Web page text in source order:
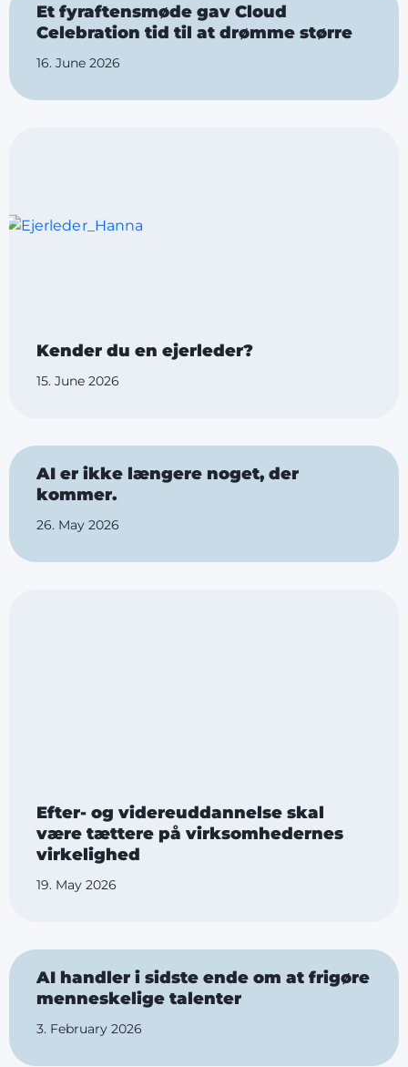
Et fyraftensmøde gav Cloud
Celebration tid til at drømme større
16. June 2026
Kender du en ejerleder?
15. June 2026
AI er ikke længere noget, der
kommer.
26. May 2026
Efter- og videreuddannelse skal
være tættere på virksomhedernes
virkelighed
19. May 2026
AI handler i sidste ende om at frigøre
menneskelige talenter
3. February 2026